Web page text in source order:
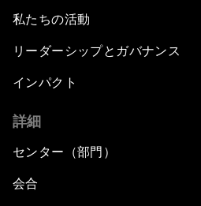
私たちの活動
リーダーシップとガバナンス
インパクト
詳細
センター（部門）
会合